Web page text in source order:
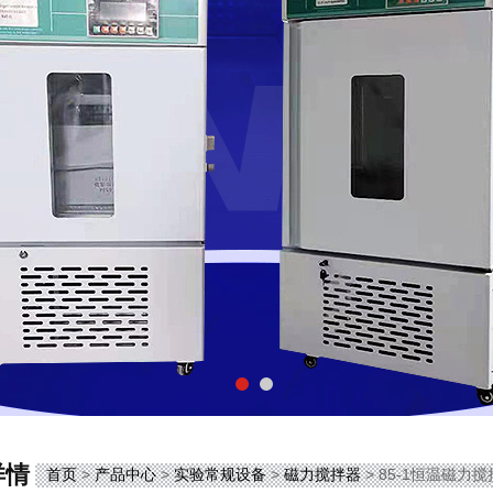
情 首页>产品中心>实验常规设备>磁力搅拌器> 85-1恒温磁力搅